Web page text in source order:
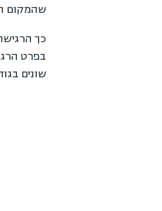
שהמקום
שונים